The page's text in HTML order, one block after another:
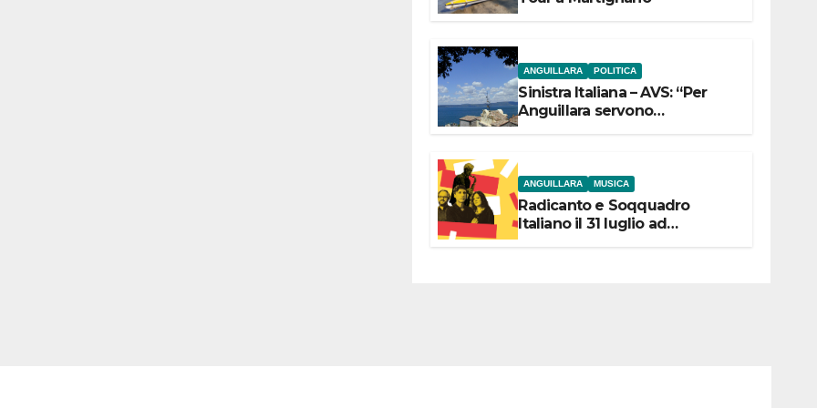
ANGUILLARA POLITICA
Sinistra Italiana – AVS: “Per
Anguillara servono
ANGUILLARA MUSICA
Radicanto e Soqquadro
Italiano il 31 luglio ad